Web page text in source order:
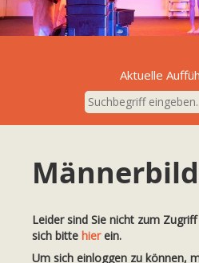
Aktuelle
Leider sind Sie nicht zum
sich bitte hierein.
Um sich einloggen zu können,